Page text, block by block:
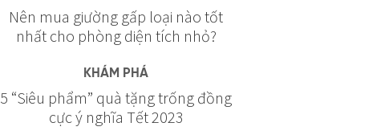
Nên mua giường gấp loại nào tốt
nhất cho phòng diện tích nhỏ?
KHÁM PHÁ
5 “Siêu phẩm” quà tặng trống đồng
cực ý nghĩa Tết 2023